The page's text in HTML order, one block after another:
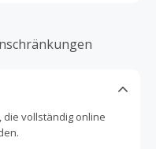
reduzieren
erleben.
Teil- und
sind bereits
die vollständig online